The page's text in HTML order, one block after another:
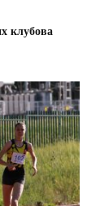
клубова